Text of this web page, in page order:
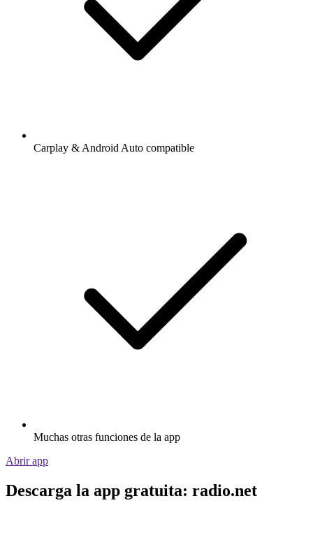
Carplay & Android Auto compatible
Muchas otras funciones de la app
Abrir app
Descarga la app gratuita: radio.net